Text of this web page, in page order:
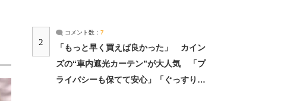
2
コメント数： 7
「もっと早く買えば良かった」 カイン
ズの“車内遮光カーテン”が大人気 「プ
ライバシーも保てて安心」「ぐっすり眠